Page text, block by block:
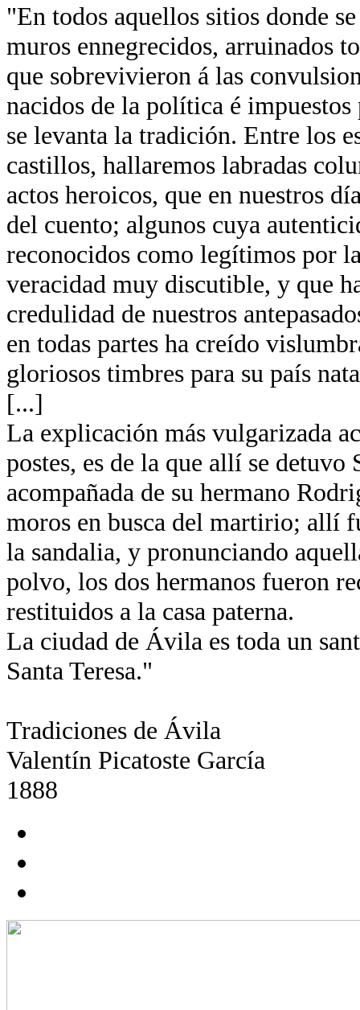
"En todos aquellos sitios donde
muros ennegrecidos, arruinados
que sobrevivieron á las
nacidos de la política é
se levanta la tradición. Entre los
castillos, hallaremos labradas
actos heroicos, que en nuestros
del cuento; algunos cuya
reconocidos como legítimos por
veracidad muy discutible, y que
credulidad de nuestros
en todas partes ha creído
gloriosos timbres para su país
[...]
La explicación más vulgarizada
postes, es de la que allí se detuvo
acompañada de su hermano
moros en busca del martirio; allí
la sandalia, y pronunciando
polvo, los dos hermanos fueron
restituidos a la casa paterna.
La ciudad de Ávila es toda un
Santa Teresa."
Tradiciones de Ávila
Valentín Picatoste García
1888